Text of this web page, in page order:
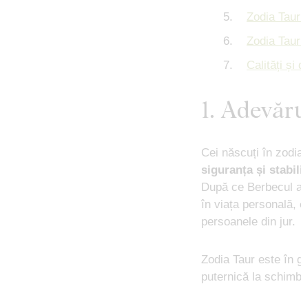
Zodia
Zodia
Calități și
1.
Cei născuți în
siguranța și
După ce Berbecul
în viața personală,
persoanele din jur.
Zodia Taur este în
puternică la